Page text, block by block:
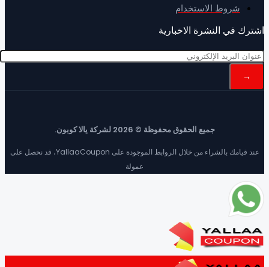
شروط الاستخدام
في النشرة الاخبارية
جميع الحقوق محفوظة © 2026 لشركة يالا كوبون.
عند قيامك بالشراء من خلال الروابط الموجودة على YallaaCoupon، قد نحصل على